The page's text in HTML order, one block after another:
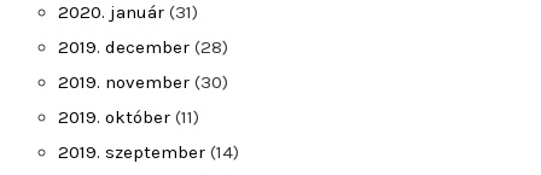
2020. január (31)
2019. december (28)
2019. november (30)
2019. október (11)
2019. szeptember (14)